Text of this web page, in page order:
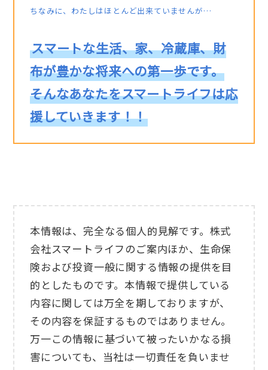
ちなみに、わたしはほとんど出来ていませんが…
スマートな生活、家、冷蔵庫、財
布が豊かな将来への第一歩です。
そんなあなたをスマートライフは応
援していきます！！
本情報は、完全なる個人的見解です。株式
会社スマートライフのご案内ほか、生命保
険および投資一般に関する情報の提供を目
的としたものです。本情報で提供している
内容に関しては万全を期しておりますが、
その内容を保証するものではありません。
万一この情報に基づいて被ったいかなる損
害についても、当社は一切責任を負いませ